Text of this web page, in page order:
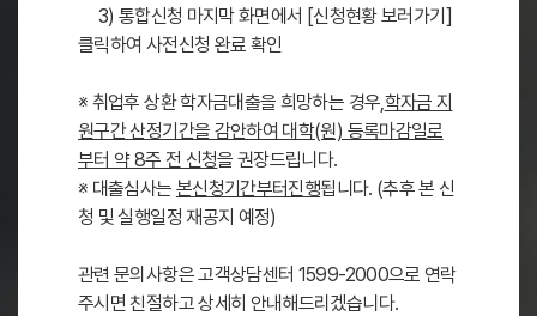
3) 통합신청 마지막 화면에서 [신청현황 보러가기]
클릭하여 사전신청 완료 확인
※ 취업후 상환 학자금대출을 희망하는 경우,학자금 지
원구간 산정기간을 감안하여 대학(원) 등록마감일로
부터 약 8주 전 신청을 권장드립니다.
※ 대출심사는 본신청기간부터진행됩니다. (추후 본 신
청 및 실행일정 재공지 예정)
관련 문의사항은 고객상담센터 1599-2000으로 연락
주시면 친절하고 상세히 안내해드리겠습니다.